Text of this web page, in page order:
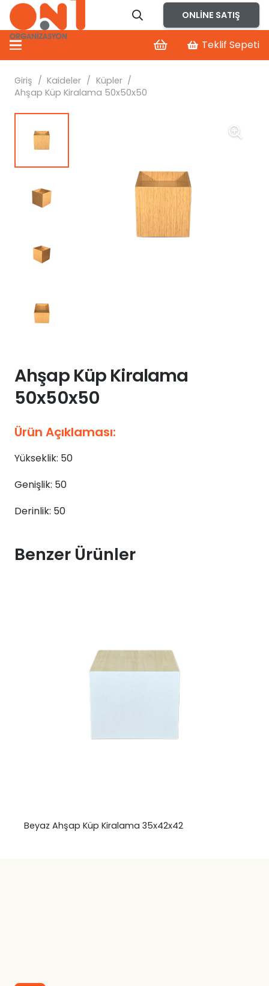
ONLINE SATIŞ
Teklif Sepeti
Giriş / Kaideler / Küpler /
Ahşap Küp Kiralama 50x50x50
Ahşap Küp Kiralama
50x50x50
Ürün Açıklaması:
Yükseklik: 50
Genişlik: 50
Derinlik: 50
Benzer Ürünler
Beyaz Ahşap Küp Kiralama 35x42x42